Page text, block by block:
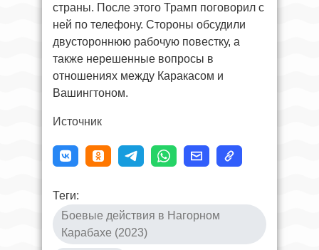
страны. После этого Трамп поговорил с
ней по телефону. Стороны обсудили
двустороннюю рабочую повестку, а
также нерешенные вопросы в
отношениях между Каракасом и
Вашингтоном.
Источник
Теги:
Боевые действия в Нагорном
Карабахе (2023)